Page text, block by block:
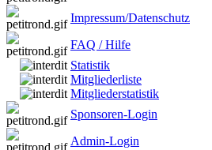
Impressum/Datenschutz
FAQ / Hilfe
Statistik
Mitgliederliste
Mitgliederstatistik
Sponsoren-Login
Admin-Login